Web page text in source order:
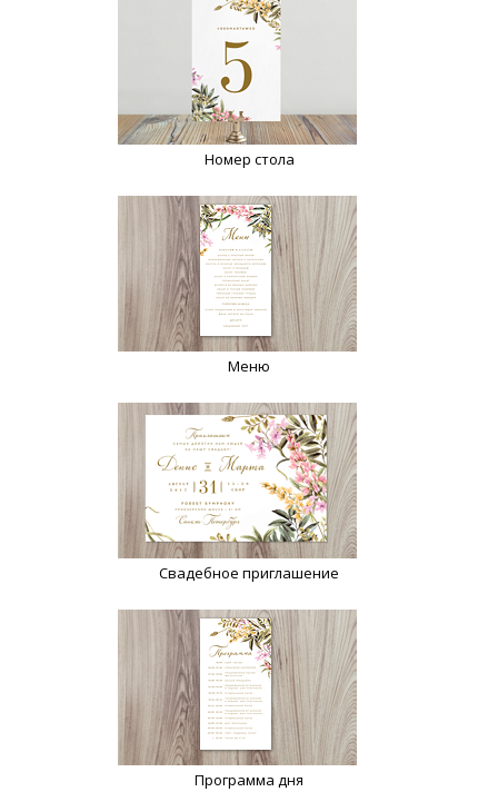
Номер стола
Меню
Свадебное приглашение
Программа дня